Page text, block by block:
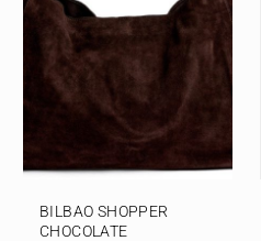
BILBAO SHOPPER
CHOCOLATE